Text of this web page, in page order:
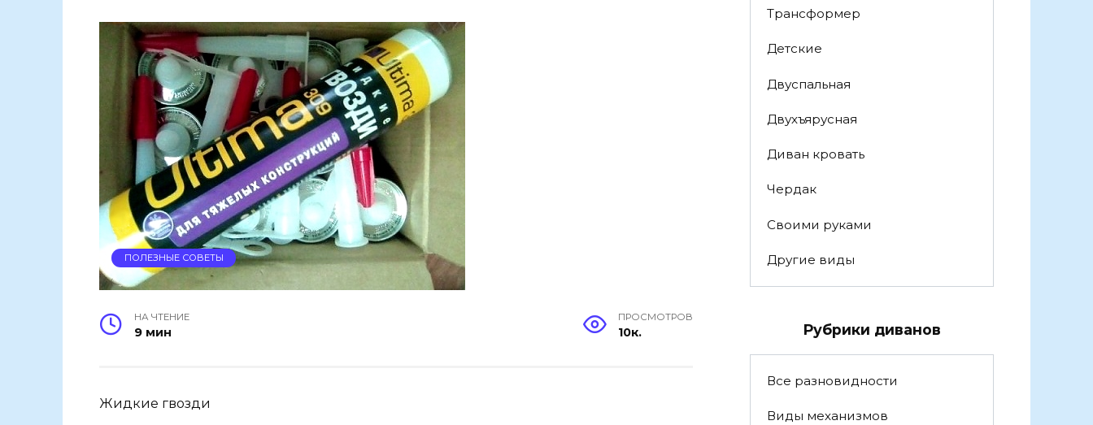
ПОЛЕЗНЫЕ СОВЕТЫ
НА ЧТЕНИЕ
9 мин
ПРОСМОТРОВ
10к.
Жидкие гвозди
Трансформер
Детские
Двуспальная
Двухъярусная
Диван кровать
Чердак
Своими руками
Другие виды
Рубрики диванов
Все разновидности
Виды механизмов